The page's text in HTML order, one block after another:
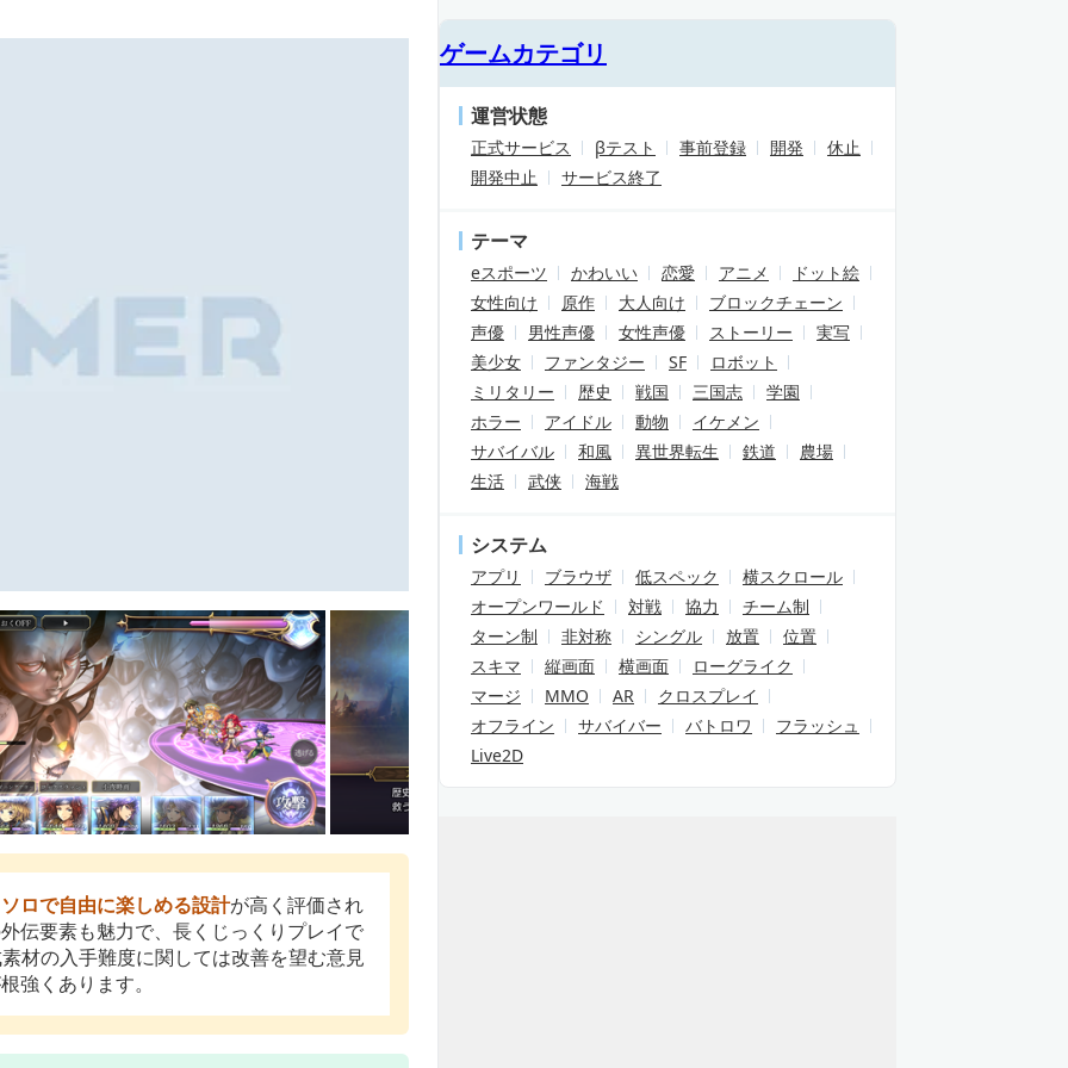
ソロで自由に楽しめる設計が高く評価され
伝要素も魅力で、長くじっくりプレイで
材の入手難度に関しては改善を望む意見
強くあります。
ゲームカテゴリ
運営状態
正式サービス βテスト 事前登録 開発
休止
開発中止
サービス終了
テーマ
eスポーツ かわいい 恋愛 アニメ
ドット絵
女性向け
原作 大人向け
ブロックチェーン
声優
男性声優 女性声優 ストーリー
実写
美少女
ファンタジー SF
ロボット
ミリタリー
歴史 戦国 三国志
学園
ホラー
アイドル 動物
イケメン
サバイバル
和風 異世界転生 鉄道
農場
生活
武侠 海戦
システム
アプリ ブラウザ 低スペック
横スクロール
オープンワールド
対戦 協力
チーム制
ターン制
非対称 シングル 放置
位置
スキマ
縦画面 横画面
ローグライク
マージ
MMO AR
クロスプレイ
オフライン
サバイバー バトロワ
フラッシュ
Live2D